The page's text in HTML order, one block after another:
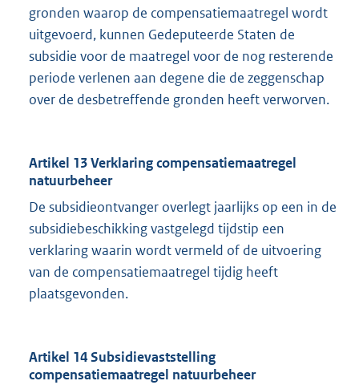
gronden waarop de compensatiemaatregel wordt
uitgevoerd, kunnen Gedeputeerde Staten de
subsidie voor de maatregel voor de nog resterende
periode verlenen aan degene die de zeggenschap
over de desbetreffende gronden heeft verworven.
Artikel 13 Verklaring compensatiemaatregel
natuurbeheer
De subsidieontvanger overlegt jaarlijks op een in de
subsidiebeschikking vastgelegd tijdstip een
verklaring waarin wordt vermeld of de uitvoering
van de compensatiemaatregel tijdig heeft
plaatsgevonden.
Artikel 14 Subsidievaststelling
compensatiemaatregel natuurbeheer